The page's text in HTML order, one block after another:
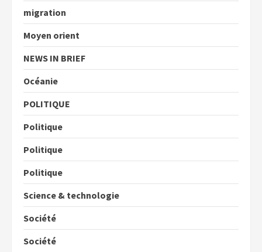
migration
Moyen orient
NEWS IN BRIEF
Océanie
POLITIQUE
Politique
Politique
Politique
Science & technologie
Société
Société